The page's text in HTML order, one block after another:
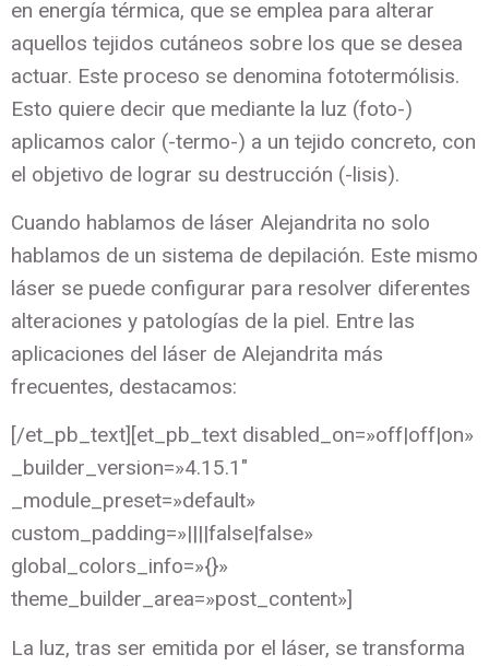
en energía térmica, que se emplea para alterar
aquellos tejidos cutáneos sobre los que se desea
actuar. Este proceso se denomina fototermólisis.
Esto quiere decir que mediante la luz (foto-)
aplicamos calor (-termo-) a un tejido concreto, con
el objetivo de lograr su destrucción (-lisis).
Cuando hablamos de láser Alejandrita no solo
hablamos de un sistema de depilación. Este mismo
láser se puede configurar para resolver diferentes
alteraciones y patologías de la piel. Entre las
aplicaciones del láser de Alejandrita más
frecuentes, destacamos:
[/et_pb_text][et_pb_text disabled_on=»off|off|on»
_builder_version=»4.15.1″
_module_preset=»default»
custom_padding=»||||false|false»
global_colors_info=»{}»
theme_builder_area=»post_content»]
La luz, tras ser emitida por el láser, se transforma